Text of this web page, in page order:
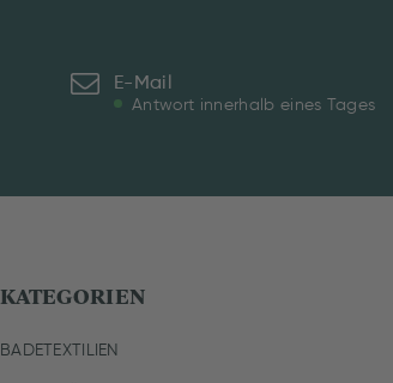
E-Mail
Antwort innerhalb eines Tages
KATEGORIEN
BADETEXTILIEN